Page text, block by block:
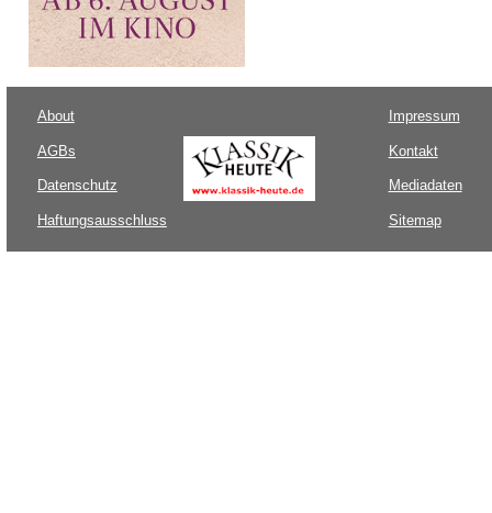
About
AGBs
Datenschutz
Haftungsausschluss
Impressum
Kontakt
Mediadaten
Sitemap